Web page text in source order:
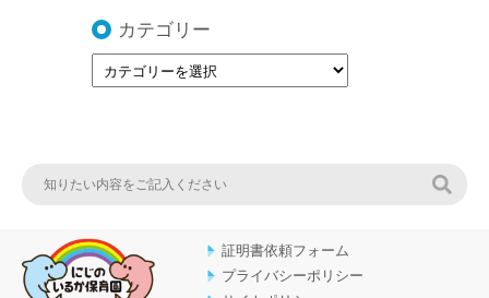
カテゴリー
証明書依頼フォーム
プライバシーポリシー